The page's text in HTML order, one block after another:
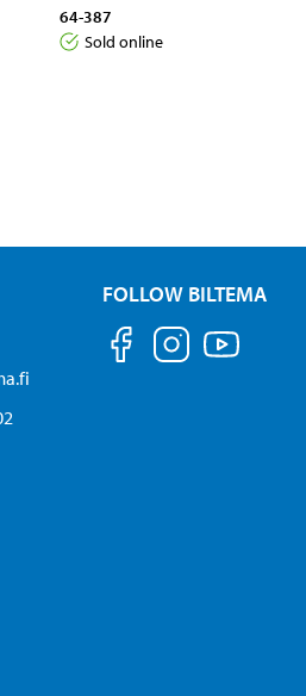
64-387
Sold online
FOLLOW BILTEMA